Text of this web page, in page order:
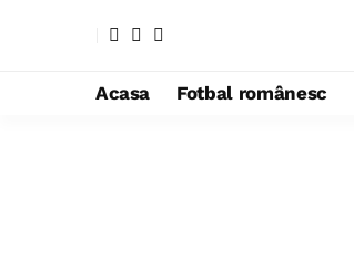
Acasa Fotbal românesc